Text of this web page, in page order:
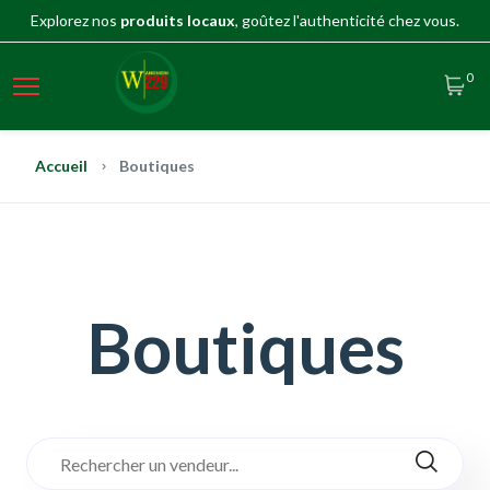
Explorez nos produits locaux, goûtez l'authenticité chez vous.
0
Accueil Boutiques
Boutiques